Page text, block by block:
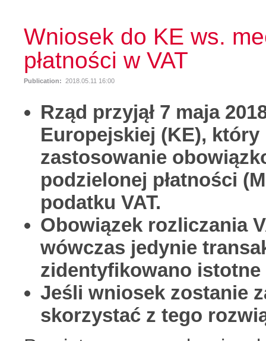
Wniosek do KE ws.
płatności w VAT
Publication: 2018.05.11 16:00
Rząd przyjął 7 maja
Europejskiej (KE),
zastosowanie
podzielonej płatności
podatku VAT.
Obowiązek rozliczania
wówczas jedynie
zidentyfikowano istotne
Jeśli wniosek zostanie
skorzystać z tego